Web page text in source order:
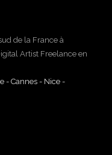
de la France à
Artist Freelance en
- Cannes - Nice -